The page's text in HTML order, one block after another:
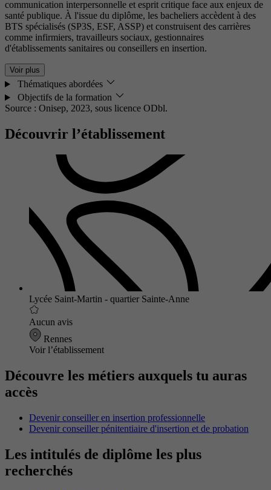
communication interpersonnelle et esprit critique face aux enjeux de
santé publique. À l'issue du diplôme, les bacheliers accèdent à des
BTS spécialisés (SP3S, ESF, ASSP) et construisent des carrières
comme infirmiers, travailleurs sociaux, gestionnaires
d'établissements sanitaires ou conseillers en insertion.
Voir plus
Thématiques abordées
Objectifs de la formation
Source : Onisep, 2023, sous licence ODbl.
Découvrir l’établissement
Lycée Saint-Martin - quartier Sainte-Anne
Aucun avis
Rennes
Voir l’établissement
Découvre les métiers auxquels tu auras
accès
Devenir conseiller en insertion professionnelle
Devenir conseiller pénitentiaire d'insertion et de probation
Les intitulés de diplôme les plus
recherchés